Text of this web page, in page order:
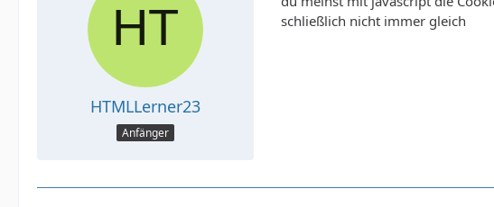
HTMLLerner23
Anfänger
schließlich nicht immer gleich